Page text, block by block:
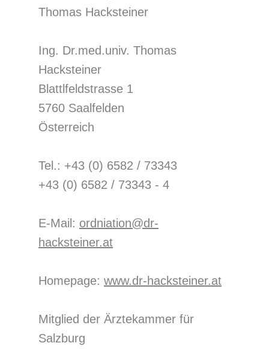
Thomas Hacksteiner
Ing. Dr.med.univ. Thomas
Hacksteiner
Blattlfeldstrasse 1
5760 Saalfelden
Österreich
Tel.: +43 (0) 6582 / 73343
+43 (0) 6582 / 73343 - 4
E-Mail: ordniation@dr-
hacksteiner.at
Homepage: www.dr-hacksteiner.at
Mitglied der Ärztekammer für
Salzburg